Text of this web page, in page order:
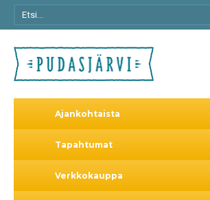
Ajankohtaista
Tapahtumat
Verkkokauppa